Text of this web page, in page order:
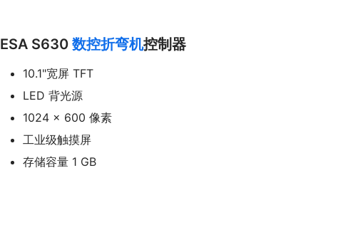
ESA S630 数控折弯机控制器
10.1"宽屏 TFT
LED 背光源
1024 x 600 像素
工业级触摸屏
存储容量 1 GB